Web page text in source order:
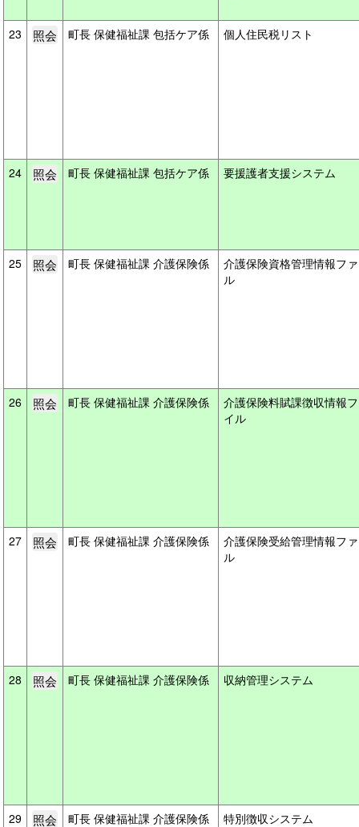
23 町長 保健福祉課 包括ケア係 個人住民税リスト
24 町長 保健福祉課 包括ケア係 要援護者支援システム
25 町長 保健福祉課 介護保険係
介護保険資格管理情報フ
ル
26 町長 保健福祉課 介護保険係
介護保険料賦課徴収情報
イル
27 町長 保健福祉課 介護保険係
介護保険受給管理情報フ
ル
28 町長 保健福祉課 介護保険係 収納管理システム
29 町長 保健福祉課 介護保険係 特別徴収システム